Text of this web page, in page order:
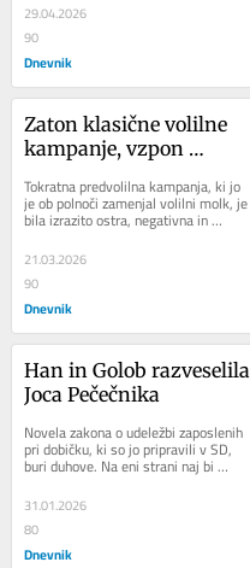
je...
29.04.2026
90
Dnevnik
Zaton klasične volilne
kampanje, vzpon
podžiganje konflikta
Tokratna predvolilna kampanja, ki jo
je ob polnoči zamenjal volilni molk, je
bila izrazito ostra, negativna in
brutalna. Pred tokratnimi volitvami...
21.03.2026
90
Dnevnik
Han in Golob razveselila
Joca Pečečnika
Novela zakona o udeležbi zaposlenih
pri dobičku, ki so jo pripravili v SD,
buri duhove. Na eni strani naj bi
spremembe pomembno prispevale
k...
31.01.2026
80
Dnevnik